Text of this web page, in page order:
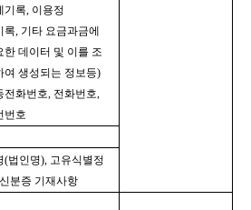
기록, 이용정
록, 기타 요금과금에
한 데이터 및 이를 조
여 생성되는 정보등)
전화번호, 전화번호 ,
번호
(법인명), 고유식별정
신분증 기재사항